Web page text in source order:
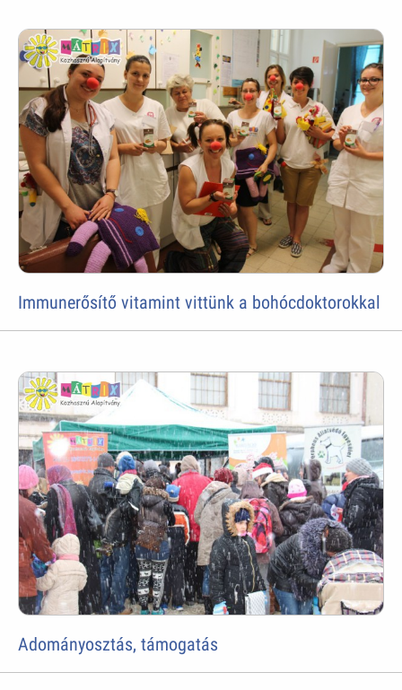
Immunerősítő vitamint vittünk a bohócdoktorokkal
Adományosztás, támogatás